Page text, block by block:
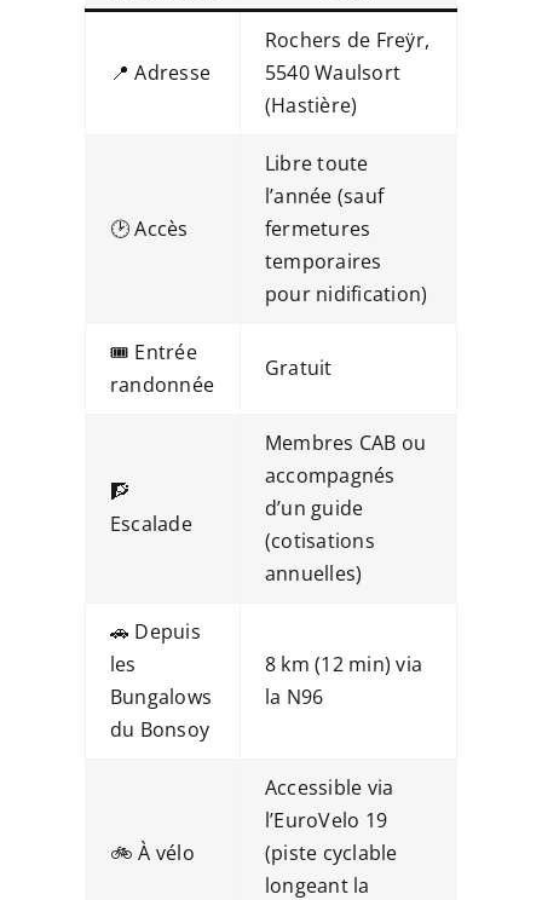
📍 Adresse
Rochers de Freÿr,
5540 Waulsort
(Hastière)
🕑 Accès
Libre toute
l’année (sauf
fermetures
temporaires
pour nidification)
🎟️ Entrée
randonnée
Gratuit
🧗
Escalade
Membres CAB ou
accompagnés
d’un guide
(cotisations
annuelles)
🚗 Depuis
les
Bungalows
du Bonsoy
8 km (12 min) via
la N96
🚲 À vélo
Accessible via
l’EuroVelo 19
(piste cyclable
longeant la